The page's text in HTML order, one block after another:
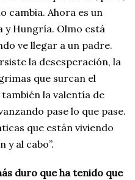
cambia. Ahora es un
y Hungría. Olmo está
ve llegar a un padre.
la desesperación, la
que surcan el
la valentía de
pase lo que pase.
que están viviendo
y al cabo”.
duro que ha tenido que